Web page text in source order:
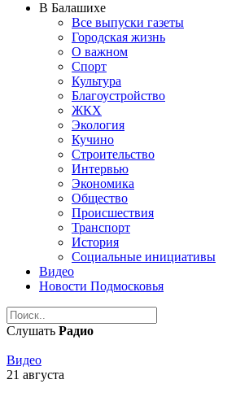
В Балашихе
Все выпуски газеты
Городская жизнь
О важном
Спорт
Культура
Благоустройство
ЖКХ
Экология
Кучино
Строительство
Интервью
Экономика
Общество
Происшествия
Транспорт
История
Социальные инициативы
Видео
Новости Подмосковья
Слушать Радио
Видео
21 августа